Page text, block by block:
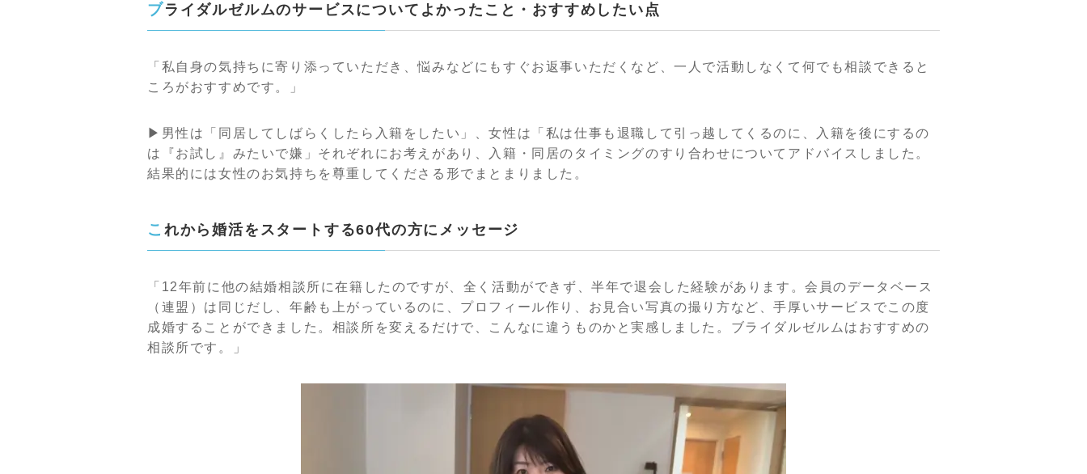
ブライダルゼルムのサービスについてよかったこと・おすすめしたい点
「私自身の気持ちに寄り添っていただき、悩みなどにもすぐお返事いただくなど、一人で活動しなくて何でも相談できると
ころがおすすめです。」
▶男性は「同居してしばらくしたら入籍をしたい」、女性は「私は仕事も退職して引っ越してくるのに、入籍を後にするの
は『お試し』みたいで嫌」それぞれにお考えがあり、入籍・同居のタイミングのすり合わせについてアドバイスしました。
結果的には女性のお気持ちを尊重してくださる形でまとまりました。
これから婚活をスタートする60代の方にメッセージ
「12年前に他の結婚相談所に在籍したのですが、全く活動ができず、半年で退会した経験があります。会員のデータベース
（連盟）は同じだし、年齢も上がっているのに、プロフィール作り、お見合い写真の撮り方など、手厚いサービスでこの度
成婚することができました。相談所を変えるだけで、こんなに違うものかと実感しました。ブライダルゼルムはおすすめの
相談所です。」